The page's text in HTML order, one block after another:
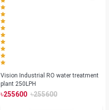
Vision Industrial RO water treatment
plant 250LPH
৳255600 ৳255600